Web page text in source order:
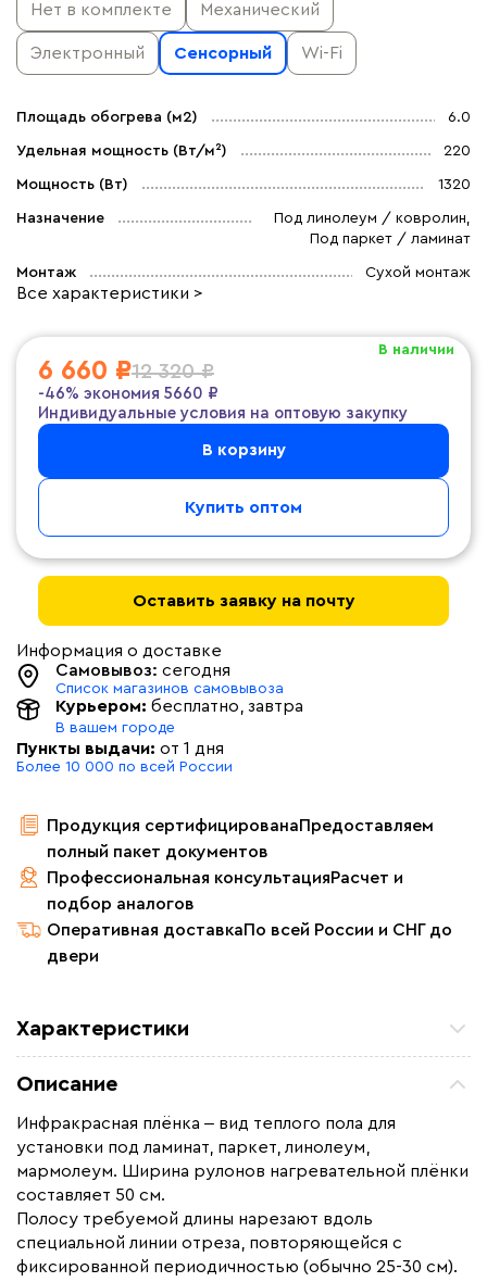
Нет в комплекте Механический
Электронный Сенсорный Wi-Fi
Площадь обогрева (м2) 6.0
Удельная мощность (Вт/м²) 220
Мощность (Вт) 1320
Назначение
Под линолеум / ковролин,
Под паркет / ламинат
Монтаж Сухой монтаж
Все характеристики >
В наличии
6 660 ₽12 320 ₽
-46% экономия 5660 ₽
Индивидуальные условия на оптовую закупку
В корзину
Купить оптом
Оставить заявку на почту
Информация о доставке
Самовывоз: сегодня
Список магазинов самовывоза
Курьером: бесплатно , завтра
В вашем городе
Пункты выдачи: от 1 дня
Более 10 000 по всей России
Продукция сертифицированаПредоставляем
полный пакет документов
Профессиональная консультацияРасчет и
подбор аналогов
Оперативная доставкаПо всей России и СНГ до
двери
Характеристики
Мощность (Вт)
Назначение
Под линолеум / ковролин,
Монтаж Сухой монтаж
Макс. рабочая температура (C)
Описание
Инфракрасная плёнка ‒ вид теплого пола для
установки под ламинат, паркет, линолеум,
мармолеум. Ширина рулонов нагревательной плёнки
составляет 50 см.
Полосу требуемой длины нарезают вдоль
специальной линии отреза, повторяющейся с
фиксированной периодичностью (обычно 25-30 см).